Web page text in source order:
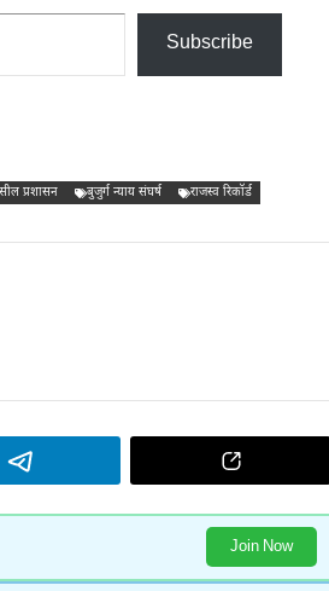
Subscribe
प्रशासन बुजुर्ग न्याय संघर्ष राजस्व रिकॉर्ड
Join Now